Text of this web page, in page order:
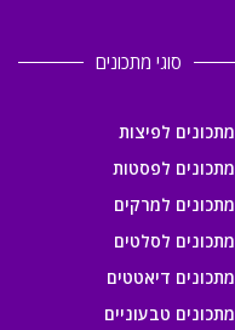
סוגי מתכונים
מתכונים לפיצות
מתכונים לפסטות
מתכונים למרקים
מתכונים לסלטים
מתכונים דיאטטים
מתכונים טבעוניים